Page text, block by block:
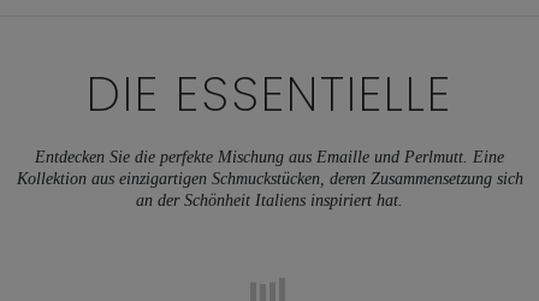
DIE ESSENTIELLE
Entdecken Sie die perfekte Mischung aus Emaille und Perlmutt. Eine
Kollektion aus einzigartigen Schmuckstücken, deren Zusammensetzung sich
an der Schönheit Italiens inspiriert hat.